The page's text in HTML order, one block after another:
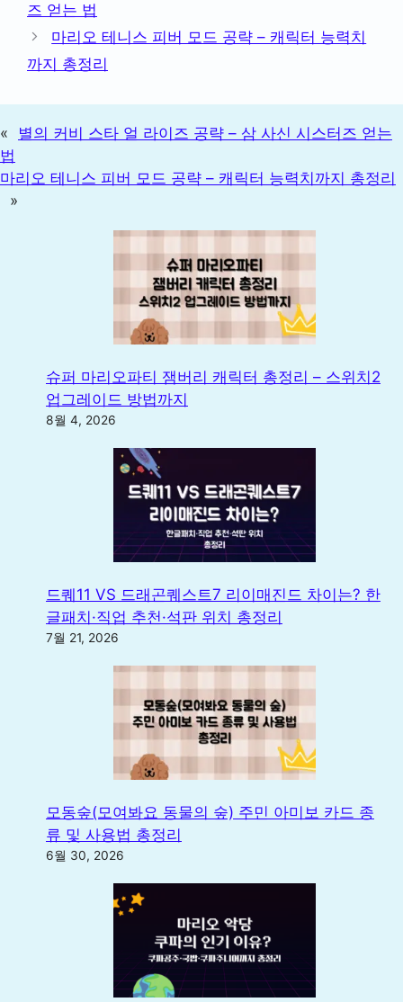
리
즈 얻는 법
마리오 테니스 피버 모드 공략 – 캐릭터 능력치
까지 총정리
«
별의 커비 스타 얼 라이즈 공략 – 삼 사신 시스터즈 얻는
법
마리오 테니스 피버 모드 공략 – 캐릭터 능력치까지 총정리
»
슈퍼 마리오파티 잼버리 캐릭터 총정리 – 스위치2
업그레이드 방법까지
8월 4, 2026
드퀘11 VS 드래곤퀘스트7 리이매진드 차이는? 한
글패치·직업 추천·석판 위치 총정리
7월 21, 2026
모동숲(모여봐요 동물의 숲) 주민 아미보 카드 종
류 및 사용법 총정리
6월 30, 2026